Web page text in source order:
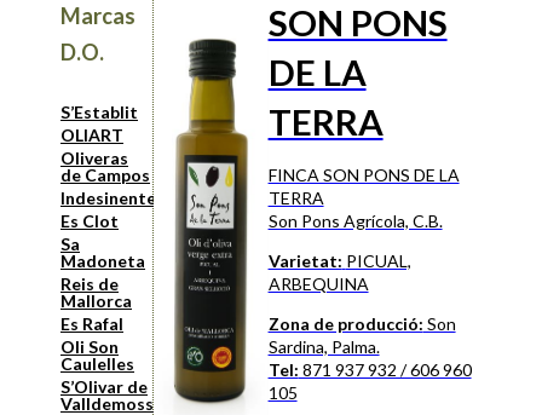
Marcas
D.O.
S’Establit
OLIART
Oliveras
de Campos
Indesinenter
Es Clot
Sa
Madoneta
Reis de
Mallorca
Es Rafal
Oli Son
Caulelles
S’Olivar de
Valldemossa
SON PONS
DE LA
TERRA
FINCA SON PONS DE LA
TERRA
Son Pons Agrícola, C.B.
Varietat: PICUAL,
ARBEQUINA
Zona de producció: Son
Sardina, Palma.
Tel: 871 937 932 / 606 960
105